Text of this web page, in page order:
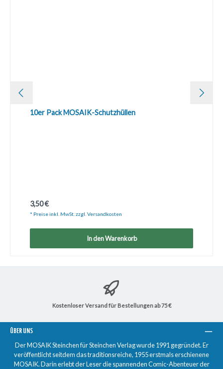
10er Pack MOSAIK-Schutzhüllen
Regulärer Preis:
3,50 €
* Preise inkl. MwSt. zzgl. Versandkosten
In den Warenkorb
Kostenloser Versand für Bestellungen ab 75 €
ÜBER UNS
Der MOSAIK Steinchen für Steinchen Verlag wurde 1991 gegründet. Er
veröffentlicht seitdem das traditionsreiche, 1955 erstmals erschienene
MOSAIK. Darin erlebt der Leser die spannenden Comic-Abenteuer der